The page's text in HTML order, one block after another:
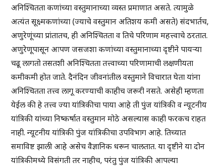
अनिश्चितता कणांच्या वस्तुमानाच्या व्यस्त प्रमाणात असते. त्यामुळे
अत्यंत सूक्ष्मकणांच्या (ज्याचे वस्तुमान अतिशय कमी असते) संदभार्तच,
अणुरेणूंच्या प्रांतातच, ही अनिश्चितता व तिचे परिणाम महत्त्वाचे ठरतात.
अणुरेणूपासून आपण जसजशा कणांच्या वस्तुमानाच्या दृष्टीने पायऱ्या
चढू लागतो तसतशी अनिश्चितता तत्त्वाच्या परिणामाची लक्षणीयता
कमीकमी होत जाते. दैनंदिन जीवनांतील वस्तुमाने विचारात घेता यांना
अनिश्चितता तत्त्व लागू करण्याची काहीच जरूरी नसते. असेही म्हणता
येईल की हे तत्त्व ज्या यांत्रिकीचा पाया आहे ती पुंज यांत्रिकी व न्यूटनीय
यांत्रिकी यांच्या निष्कर्षात वस्तुमान मोठे असल्यास काही फरकच राहत
नाही. न्यूटनीय यांत्रिकी पुंज यांत्रिकीचा उपविभाग आहे. तिच्यात
समाविष्ट झाली आहे असेच वैज्ञानिक धरून चालतात. या दृष्टीने या दोन
यांत्रिकीमध्ये विसंगती तर नाहीच, परंतु पुंज यांत्रिकी आपल्या